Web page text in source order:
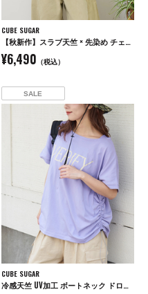
CUBE SUGAR
【秋新作】スラブ天竺 × 先染め チェック ポケ付 リメイク風 プルオーバー Tシャツ
¥6,490 （税込）
SALE
CUBE SUGAR
冷感天竺 UV加工 ボートネック ドロスト Tシャツ